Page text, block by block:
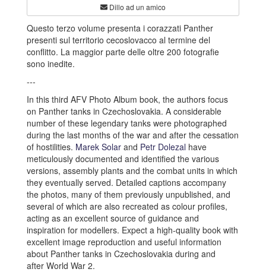
Dillo ad un amico
Questo terzo volume presenta i corazzati Panther
presenti sul territorio cecoslovacco al termine del
conflitto. La maggior parte delle oltre 200 fotografie
sono inedite.
---
In this third AFV Photo Album book, the authors focus
on Panther tanks in Czechoslovakia. A considerable
number of these legendary tanks were photographed
during the last months of the war and after the cessation
of hostilities. Marek Solar and Petr Dolezal have
meticulously documented and identified the various
versions, assembly plants and the combat units in which
they eventually served. Detailed captions accompany
the photos, many of them previously unpublished, and
several of which are also recreated as colour profiles,
acting as an excellent source of guidance and
inspiration for modellers. Expect a high-quality book with
excellent image reproduction and useful information
about Panther tanks in Czechoslovakia during and
after World War 2.